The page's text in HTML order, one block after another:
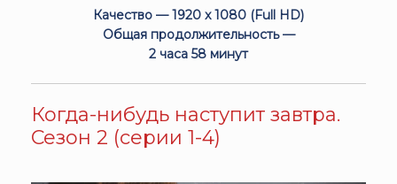
Качество — 1920 x 1080 (Full HD)
Общая продолжительность —
2 часа 58 минут
Когда-нибудь наступит завтра.
Сезон 2 (серии 1-4)